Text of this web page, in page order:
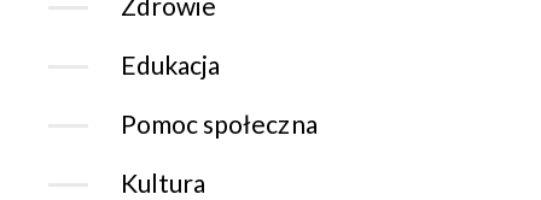
Edukacja
Pomoc społeczna
Kultura